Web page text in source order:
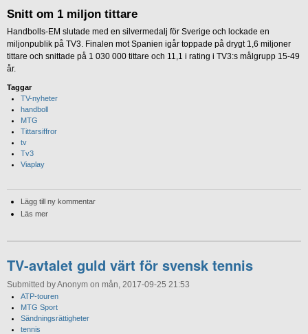
Snitt om 1 miljon tittare
Handbolls-EM slutade med en silvermedalj för Sverige och lockade en
miljonpublik på TV3. Finalen mot Spanien igår toppade på drygt 1,6 miljoner
tittare och snittade på 1 030 000 tittare och 11,1 i rating i TV3:s målgrupp 15-49
år.
Taggar
TV-nyheter
handboll
MTG
Tittarsiffror
tv
Tv3
Viaplay
Lägg till ny kommentar
Läs mer
TV-avtalet guld värt för svensk tennis
Submitted by Anonym on mån, 2017-09-25 21:53
ATP-touren
MTG Sport
Sändningsrättigheter
tennis